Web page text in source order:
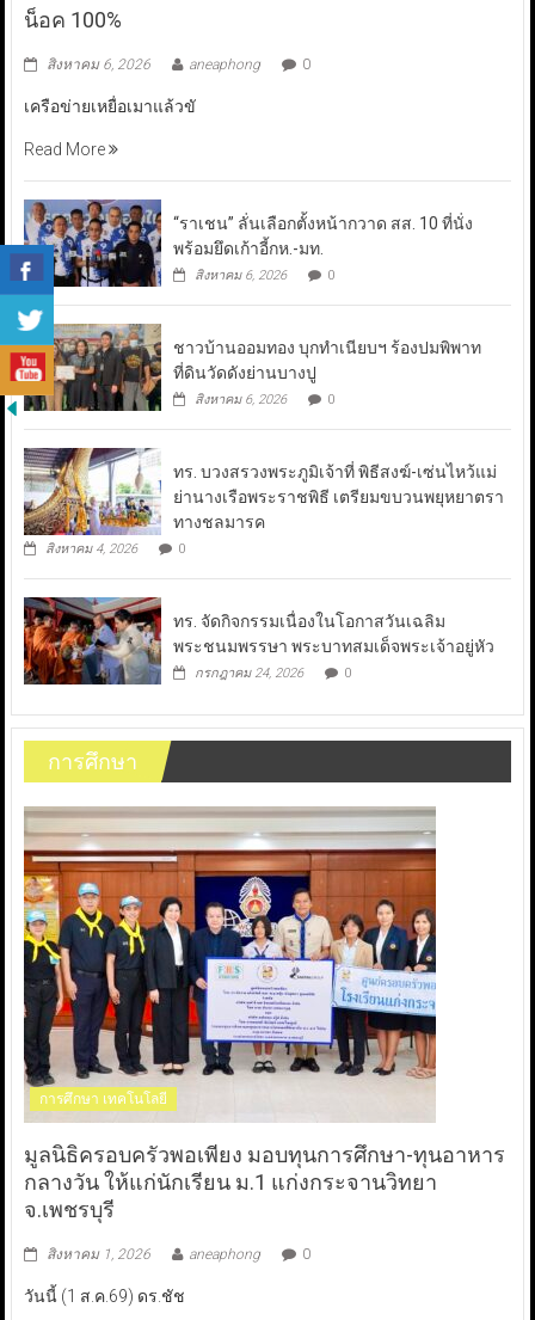
น็อค 100%
สิงหาคม 6, 2026 aneaphong 0
เครือข่ายเหยื่อเมาแล้วขั
Read More
“ราเชน” ลั่นเลือกตั้งหน้ากวาด สส. 10 ที่นั่ง
พร้อมยึดเก้าอี้กห.-มท.
สิงหาคม 6, 2026 0
ชาวบ้านออมทอง บุกทำเนียบฯ ร้องปมพิพาท
ที่ดินวัดดังย่านบางปู
สิงหาคม 6, 2026 0
ทร. บวงสรวงพระภูมิเจ้าที่ พิธีสงฆ์-เซ่นไหว้แม่
ย่านางเรือพระราชพิธี เตรียมขบวนพยุหยาตรา
ทางชลมารค
สิงหาคม 4, 2026 0
ทร. จัดกิจกรรมเนื่องในโอกาสวันเฉลิม
พระชนมพรรษา พระบาทสมเด็จพระเจ้าอยู่หัว
กรกฎาคม 24, 2026 0
การศึกษา
การศึกษา เทคโนโลยี
มูลนิธิครอบครัวพอเพียง มอบทุนการศึกษา-ทุนอาหาร
กลางวัน ให้แก่นักเรียน ม.1 แก่งกระจานวิทยา
จ.เพชรบุรี
สิงหาคม 1, 2026 aneaphong 0
วันนี้ (1 ส.ค.69) ดร.ชัช